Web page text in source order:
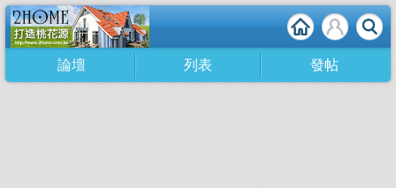
論壇 列表 發帖